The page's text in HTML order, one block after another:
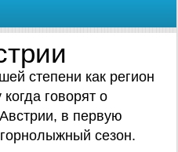
степени как регион
говорят о
в первую
сезон.